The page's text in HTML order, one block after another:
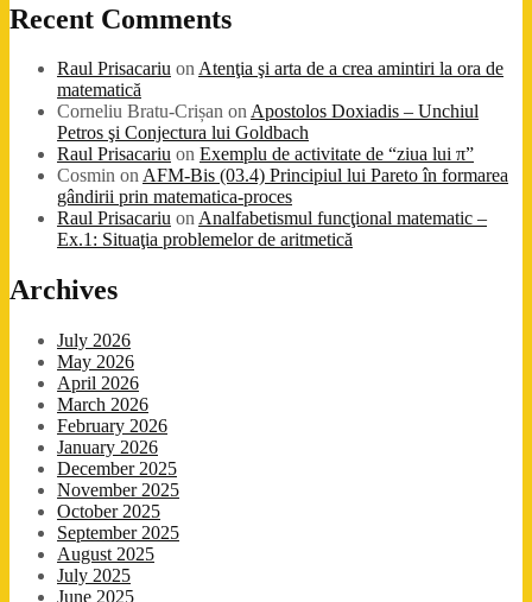
Recent Comments
Raul Prisacariu onAtenţia şi arta de a crea amintiri la ora de
matematică
Corneliu Bratu-Crișan onApostolos Doxiadis – Unchiul
Petros şi Conjectura lui Goldbach
Raul Prisacariu on Exemplu de activitate de “ziua lui π”
Cosmin onAFM-Bis (03.4) Principiul lui Pareto în formarea
gândirii prin matematica-proces
Raul Prisacariu onAnalfabetismul funcţional matematic –
Ex.1: Situaţia problemelor de aritmetică
Archives
July 2026
May 2026
April 2026
March 2026
February 2026
January 2026
December 2025
November 2025
October 2025
September 2025
August 2025
July 2025
June 2025